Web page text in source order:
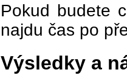
Pokud budete
najdu čas po
Výsledky a